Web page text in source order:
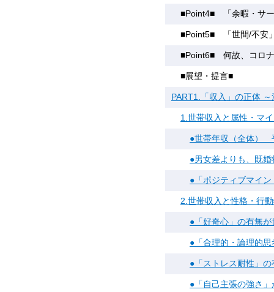
■Point4■ 「余暇・サ
■Point5■ 「世間/不安
■Point6■ 何故、コロ
■展望・提言■
PART1.「収入」の正体
1.世帯収入と属性・マ
●世帯年収（全体）
●男女差よりも、既
●「ポジティブマイ
2.世帯収入と性格・行
●「好奇心」の有無
●「合理的・論理的
●「ストレス耐性」
●「自己主張の強さ